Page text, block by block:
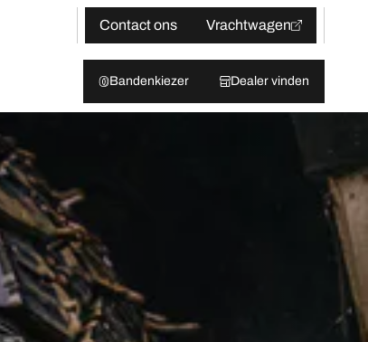
Contact ons
Vrachtwagen
Bandenkiezer Dealer vinden